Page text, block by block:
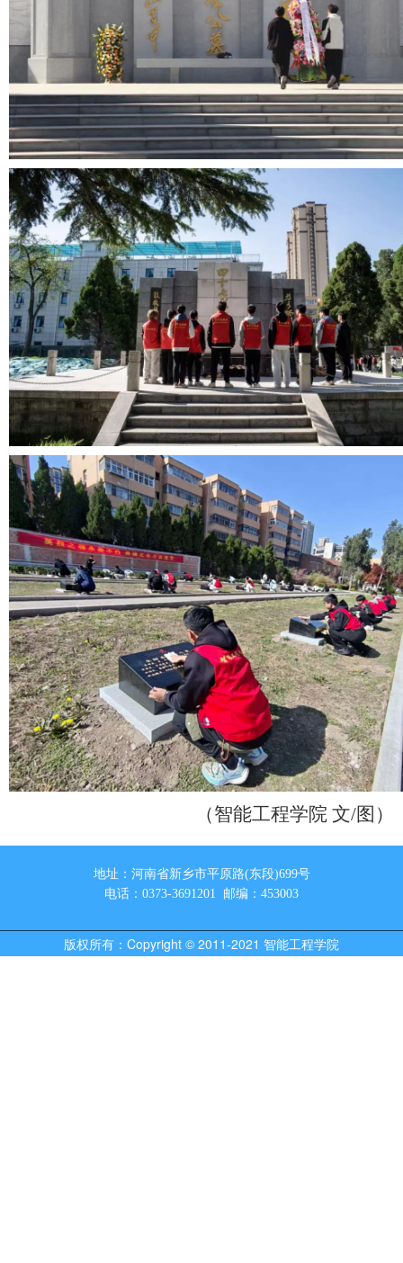
（智能工程学院 文/图）
地址：河南省新乡市平原路(东段)699号
电话：0373-3691201 邮编：453003
版权所有：Copyright © 2011-2021 智能工程学院